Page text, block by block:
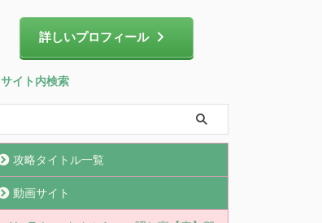
詳しいプロフィール
サイト内検索
攻略タイトル一覧
動画サイト